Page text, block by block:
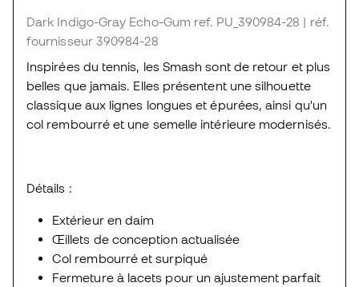
Dark Indigo-Gray Echo-Gum ref. PU_390984-28 | réf.
fournisseur 390984-28
Inspirées du tennis, les Smash sont de retour et plus
belles que jamais. Elles présentent une silhouette
classique aux lignes longues et épurées, ainsi qu'un
col rembourré et une semelle intérieure modernisés.
Détails :
Extérieur en daim
Œillets de conception actualisée
Col rembourré et surpiqué
Fermeture à lacets pour un ajustement parfait